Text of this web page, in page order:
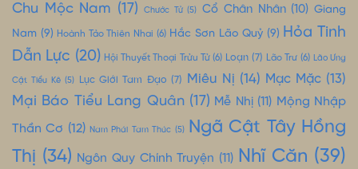
Chu Mộc Nam (17) Chước Tử(5) Cổ Chân Nhân(10) Giang
Nam (9) Hoành Tảo Thiên Nhai (6) Hắc Sơn Lão Quỷ (9) Hỏa Tinh
Dẫn Lực (20) Hội Thuyết Thoại Trửu Tử(6) Loạn (7) Lão Trư (6) Lão Ưng
Cật Tiểu Kê (5) Lục Giới Tam Đạo (7) Miêu Nị (14) Mạc Mặc (13)
Mại Báo Tiểu Lang Quân(17) Mễ Nhị(11) Mộng Nhập
Thần Cơ (12) Nam Phái Tam Thúc (5) Ngã Cật Tây Hồng
Thị (34) Ngôn Quy Chính Truyện (11) Nhĩ Căn (39)